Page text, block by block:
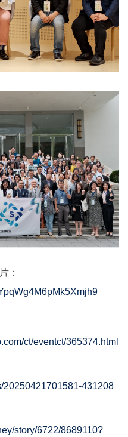
：
ct/eventct/365374.html
20250421701581-431208
story/6722/8689110?